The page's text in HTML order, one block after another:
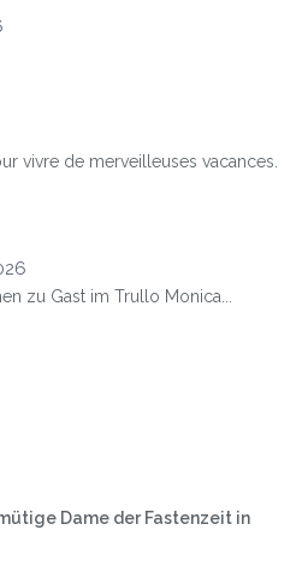
vivre de merveilleuses vacances.
zu Gast im Trullo Monica...
Dame der Fastenzeit in